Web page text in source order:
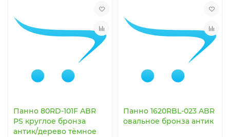
Панно 80RD-101F ABR
PS круглое бронза
антик/дерево тёмное
Панно 1620RBL-023 ABR
овальное бронза антик